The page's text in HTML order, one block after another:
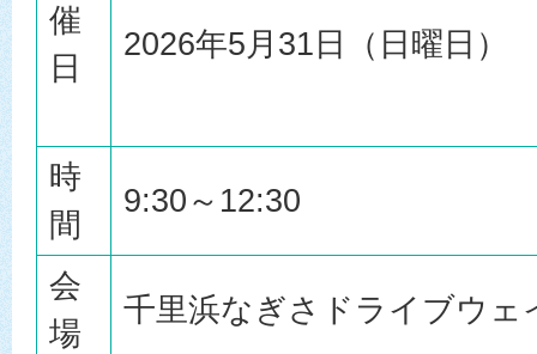
催
日
2026年5月31日（日曜日）
時
間
9:30～12:30
会
場
千里浜なぎさドライブウェ